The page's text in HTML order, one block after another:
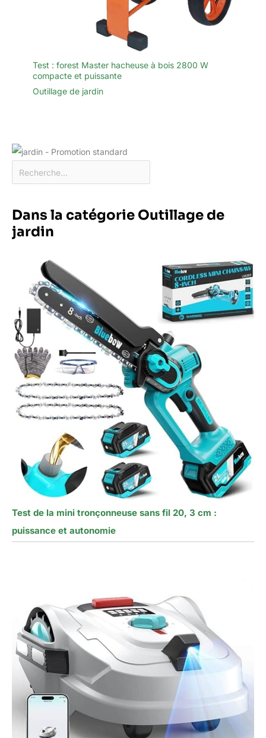
Test : forest Master hacheuse à bois 2800 W
compacte et puissante
Outillage de jardin
Dans la catégorie Outillage de
jardin
Test de la mini tronçonneuse sans fil 20, 3 cm :
puissance et autonomie